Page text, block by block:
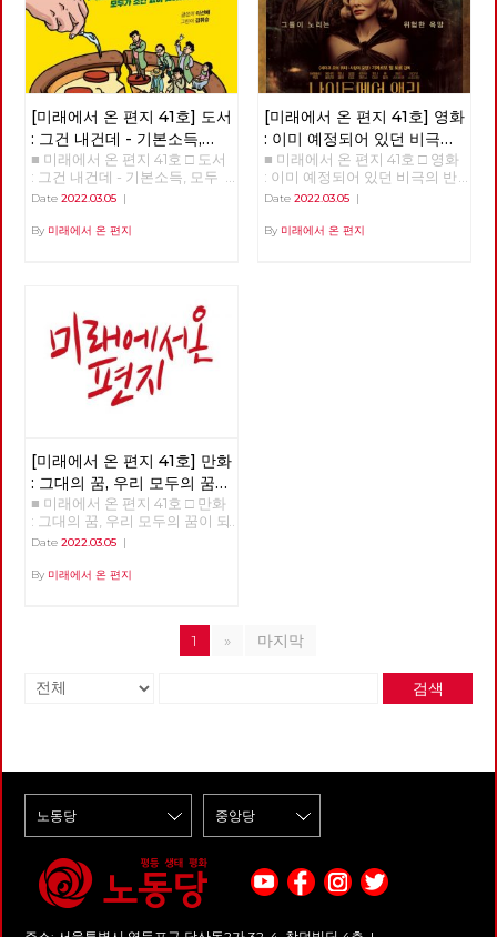
[미래에서 온 편지 41호] 도서
: 그건 내건데 - 기본소득,
모두가 차별없이 찾아야 할
권리
■ 미래에서 온 편지 41호 □ 도서
: 그건 내건데 - 기본소득, 모두
가 차별없이 찾아야 할 권리
Date 2022.03.05 |
By 미래에서 온 편지
[미래에서 온 편지 41호] 영화
: 이미 예정되어 있던 비극의
반복 – 나이트메어 앨리
■ 미래에서 온 편지 41호 □ 영화
: 이미 예정되어 있던 비극의 반
복 – 나이트메어 앨리 >>>>>>
Date 2022.03.05|
By 미래에서 온 편지
[미래에서 온 편지 41호] 만화
: 그대의 꿈, 우리 모두의 꿈이
되어
■ 미래에서 온 편지 41호 □ 만화
: 그대의 꿈, 우리 모두의 꿈이 되
어 >>>>>> 업로드 준비중
Date 2022.03.05 |
By 미래에서 온 편지
1 » 마지막
검색